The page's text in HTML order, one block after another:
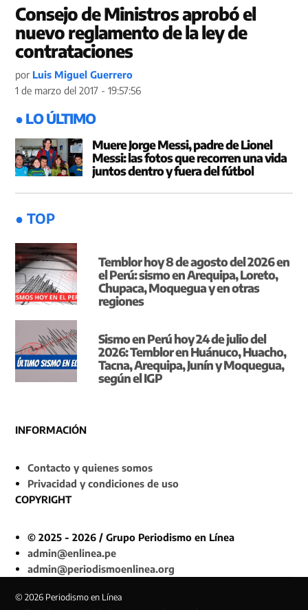
Consejo de Ministros aprobó el
nuevo reglamento de la ley de
contrataciones
por Luis Miguel Guerrero
1 de marzo del 2017 - 19:57:56
● LO ÚLTIMO
Muere Jorge Messi, padre de Lionel
Messi: las fotos que recorren una vida
juntos dentro y fuera del fútbol
● TOP
Temblor hoy 8 de agosto del 2026 en
el Perú: sismo en Arequipa, Loreto,
Chupaca, Moquegua y en otras
regiones
Sismo en Perú hoy 24 de julio del
2026: Temblor en Huánuco, Huacho,
Tacna, Arequipa, Junín y Moquegua,
según el IGP
INFORMACIÓN
Contacto y quienes somos
Privacidad y condiciones de uso
COPYRIGHT
© 2025 - 2026 / Grupo Periodismo en Línea
admin@enlinea.pe
admin@periodismoenlinea.org
© 2026 Periodismo en Línea